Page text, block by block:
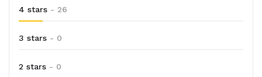
4 stars - 26
3 stars - 0
2 stars - 0